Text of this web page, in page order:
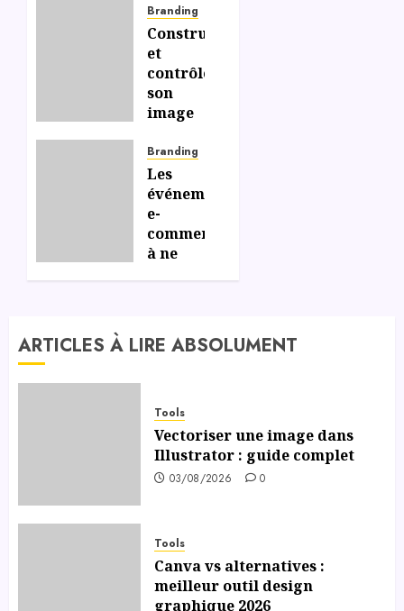
Branding
Construire
et
contrôler
son
image
marque
: cinq
astuces
clés
pour
un
0
Branding
Les
événements
e-
commerce
à ne
comment
et se
former
aux
nouvelles
?
06/07/2026
ARTICLES À LIRE ABSOLUMENT
Tools
Vectoriser une image dans
Illustrator : guide complet
03/08/2026 0
Tools
Canva vs alternatives :
meilleur outil design
graphique 2026